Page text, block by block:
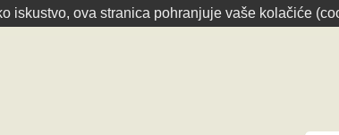
iskustvo, ova stranica pohranjuje vaše kolačiće